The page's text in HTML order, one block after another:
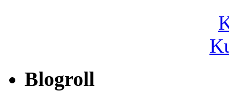
Blogroll